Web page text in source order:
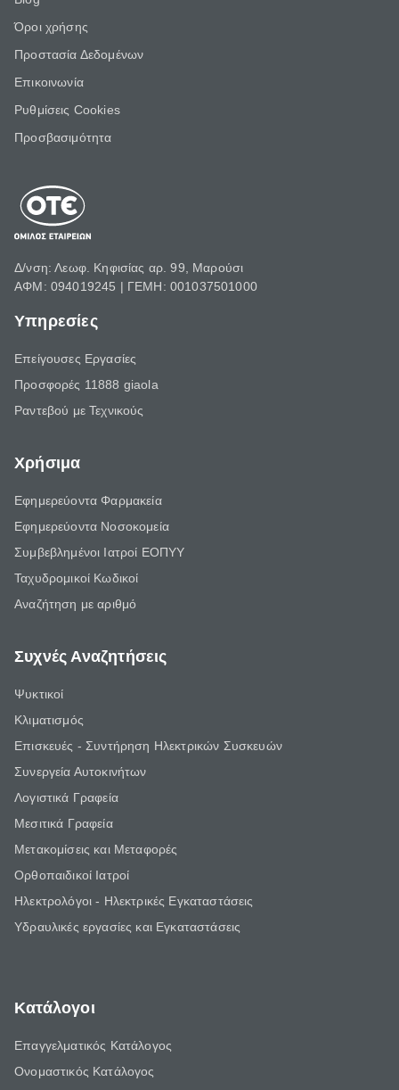
Όροι χρήσης
Προστασία Δεδομένων
Επικοινωνία
Ρυθμίσεις Cookies
Προσβασιμότητα
Δ/νση: Λεωφ. Κηφισίας αρ. 99, Μαρούσι
ΑΦΜ: 094019245 | ΓΕΜΗ: 001037501000
Υπηρεσίες
Επείγουσες Εργασίες
Προσφορές 11888 giaola
Ραντεβού με Τεχνικούς
Χρήσιμα
Εφημερεύοντα Φαρμακεία
Εφημερεύοντα Νοσοκομεία
Συμβεβλημένοι Ιατροί ΕΟΠΥΥ
Ταχυδρομικοί Κωδικοί
Αναζήτηση με αριθμό
Συχνές Αναζητήσεις
Ψυκτικοί
Κλιματισμός
Επισκευές - Συντήρηση Ηλεκτρικών Συσκευών
Συνεργεία Αυτοκινήτων
Λογιστικά Γραφεία
Μεσιτικά Γραφεία
Μετακομίσεις και Μεταφορές
Ορθοπαιδικοί Ιατροί
Ηλεκτρολόγοι - Ηλεκτρικές Εγκαταστάσεις
Υδραυλικές εργασίες και Εγκαταστάσεις
Κατάλογοι
Επαγγελματικός Κατάλογος
Ονομαστικός Κατάλογος